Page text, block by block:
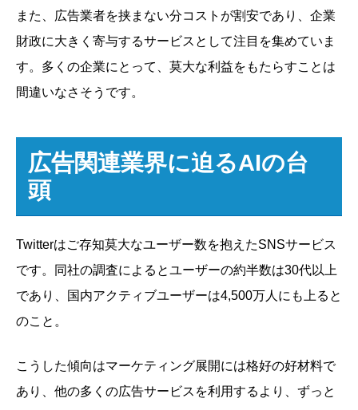
また、広告業者を挟まない分コストが割安であり、企業
財政に大きく寄与するサービスとして注目を集めていま
す。多くの企業にとって、莫大な利益をもたらすことは
間違いなさそうです。
広告関連業界に迫るAIの台
頭
Twitterはご存知莫大なユーザー数を抱えたSNSサービス
です。同社の調査によるとユーザーの約半数は30代以上
であり、国内アクティブユーザーは4,500万人にも上ると
のこと。
こうした傾向はマーケティング展開には格好の好材料で
あり、他の多くの広告サービスを利用するより、ずっと